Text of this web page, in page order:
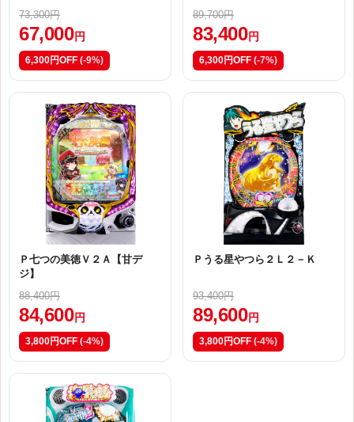
73,300円
67,000 円
6,300円OFF (-9%)
89,700円
83,400 円
6,300円OFF (-7%)
Ｐ七つの美徳Ｖ２Ａ【甘デ
ジ】
88,400円
84,600 円
3,800円OFF (-4%)
Ｐうる星やつら２Ｌ２－Ｋ
93,400円
89,600 円
3,800円OFF (-4%)